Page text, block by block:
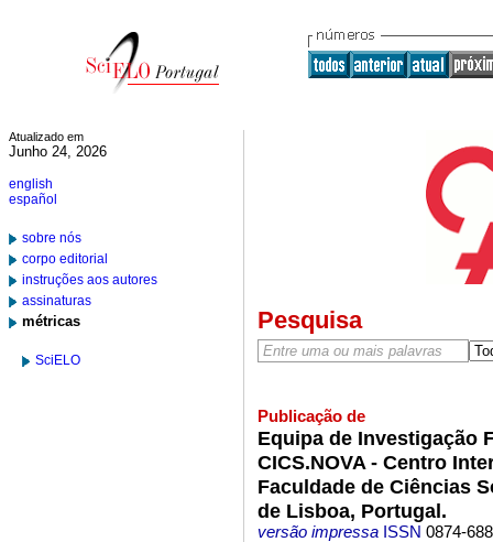
Atualizado em
Junho 24, 2026
english
español
sobre nós
corpo editorial
instruções aos autores
assinaturas
métricas
SciELO
Pesquisa
Publicação de
Equipa de Investigação
CICS.NOVA - Centro
Faculdade de Ciências
de Lisboa, Portugal.
versão impressaISSN 0874-